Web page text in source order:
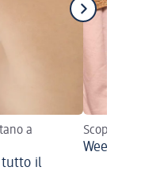
a
tutto il
Scopri i
Weekend